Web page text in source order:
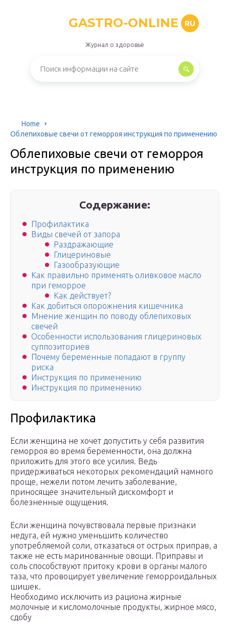
GASTRO-ONLINE RU
Журнал о здоровье
Home
Облепиховые свечи от геморроя инструкция по применению
Облепиховые свечи от геморроя
инструкция по применению
Содержание:
Профилактика
Виды свечей от запора
Раздражающие
Глицериновые
Газообразующие
Как правильно применять оливковое масло
при геморрое
Как действует?
Как добиться опорожнения кишечника
Мнение женщин по поводу облепиховых
свечей
Особенности использования глицериновых
суппозиториев
Почему беременные попадают в группу
риска
Инструкция по применению
Инструкция по применению
Профилактика
Если женщина не хочет допустить у себя развития
геморроя во время беременности, она должна
приложить для этого все усилия. Ведь
придерживаться некоторых рекомендаций намного
проще, нежели потом лечить заболевание,
приносящее значительный дискомфорт и
болезненные ощущения.
Если женщина почувствовала первые признаки
недуга, ей нужно уменьшить количество
употребляемой соли, отказаться от острых приправ, а
также не есть маринованные овощи. Приправы и
соль способствуют притоку крови в органы малого
таза, что провоцирует увеличение геморроидальных
шишек.
Необходимо исключить из рациона жирные
молочные и кисломолочные продукты, жирное мясо,
сдобу